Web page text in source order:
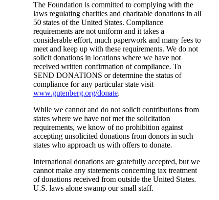
The Foundation is committed to complying with the
laws regulating charities and charitable donations in all
50 states of the United States. Compliance
requirements are not uniform and it takes a
considerable effort, much paperwork and many fees to
meet and keep up with these requirements. We do not
solicit donations in locations where we have not
received written confirmation of compliance. To
SEND DONATIONS or determine the status of
compliance for any particular state visit
www.gutenberg.org/donate.
While we cannot and do not solicit contributions from
states where we have not met the solicitation
requirements, we know of no prohibition against
accepting unsolicited donations from donors in such
states who approach us with offers to donate.
International donations are gratefully accepted, but we
cannot make any statements concerning tax treatment
of donations received from outside the United States.
U.S. laws alone swamp our small staff.